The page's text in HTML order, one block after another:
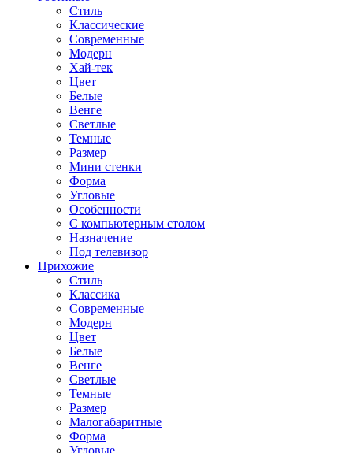
Стиль
Классические
Современные
Модерн
Хай-тек
Цвет
Белые
Венге
Светлые
Темные
Размер
Мини стенки
Форма
Угловые
Особенности
С компьютерным столом
Назначение
Под телевизор
Прихожие
Стиль
Классика
Современные
Модерн
Цвет
Белые
Венге
Светлые
Темные
Размер
Малогабаритные
Форма
Угловые